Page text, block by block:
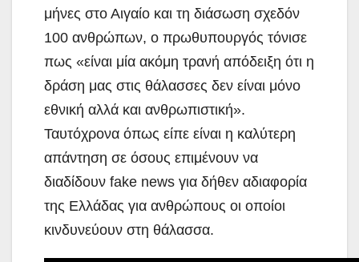
μήνες στο Αιγαίο και τη διάσωση σχεδόν
100 ανθρώπων, ο πρωθυπουργός τόνισε
πως «είναι μία ακόμη τρανή απόδειξη ότι η
δράση μας στις θάλασσες δεν είναι μόνο
εθνική αλλά και ανθρωπιστική».
Ταυτόχρονα όπως είπε είναι η καλύτερη
απάντηση σε όσους επιμένουν να
διαδίδουν fake news για δήθεν αδιαφορία
της Ελλάδας για ανθρώπους οι οποίοι
κινδυνεύουν στη θάλασσα.